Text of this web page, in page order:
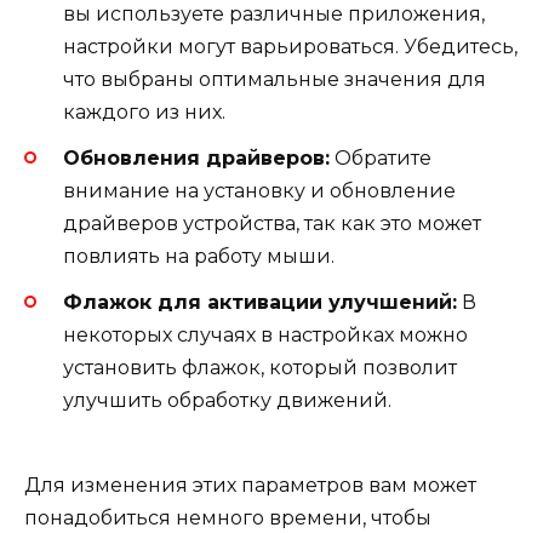
вы используете различные приложения,
настройки могут варьироваться. Убедитесь,
что выбраны оптимальные значения для
каждого из них.
Обновления драйверов: Обратите
внимание на установку и обновление
драйверов устройства, так как это может
повлиять на работу мыши.
Флажок для активации улучшений: В
некоторых случаях в настройках можно
установить флажок, который позволит
улучшить обработку движений.
Для изменения этих параметров вам может
понадобиться немного времени, чтобы